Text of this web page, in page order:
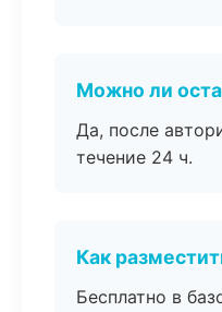
Можно ли
Да, после
течение 24 ч.
Как
Бесплатно в